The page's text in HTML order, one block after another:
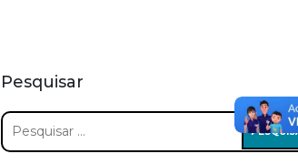
Pesquisar
Pesquisar
por: